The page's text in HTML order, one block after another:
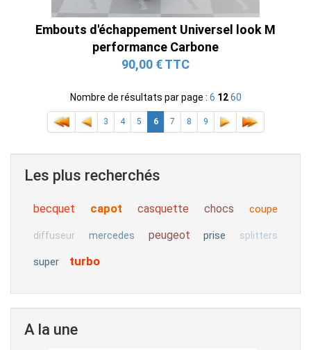
Embouts d'échappement Universel look M
performance Carbone
90,00 € TTC
Nombre de résultats par page : 6 12 60
3 4 5 6 7 8 9
Les plus recherchés
becquet capot casquette chocs coupe
diffuseur mercedes peugeot prise splitters
super turbo
A la une